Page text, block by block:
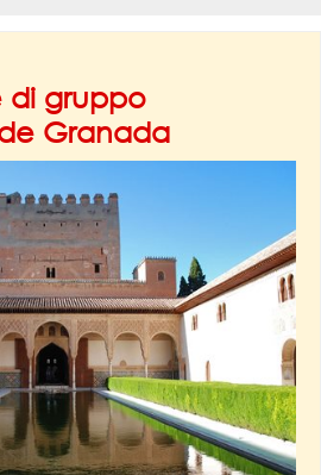
di gruppo
Granada